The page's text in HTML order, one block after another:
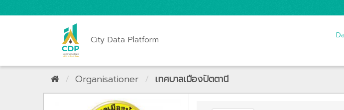
City Data Platform
Organisationer เทศบาลเมืองปัตตานี